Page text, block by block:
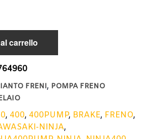
carrello
FRENI, POMPA FRENO
, 400, 400PUMP, BRAKE, FRENO,
NINJA,